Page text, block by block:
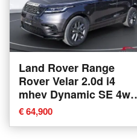
Land Rover Range
Rover Velar 2.0d i4
mhev Dynamic SE 4wd
204cv auto nuova a
Corciano
€ 64,900